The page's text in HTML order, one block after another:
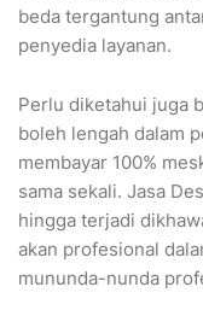
beda tergantung
penyedia layanan.
Perlu diketahui juga
boleh lengah dalam
membayar 100%
sama sekali. Jasa
hingga terjadi
akan profesional
mununda-nunda